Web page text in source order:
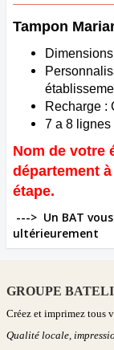
Tampon
Recharge :
7 a 8 lignes
Nom de votre
département
étape.
---> Un BAT
ultérieurement
GROUPE
Créez et imprimez tous
Qualité locale,